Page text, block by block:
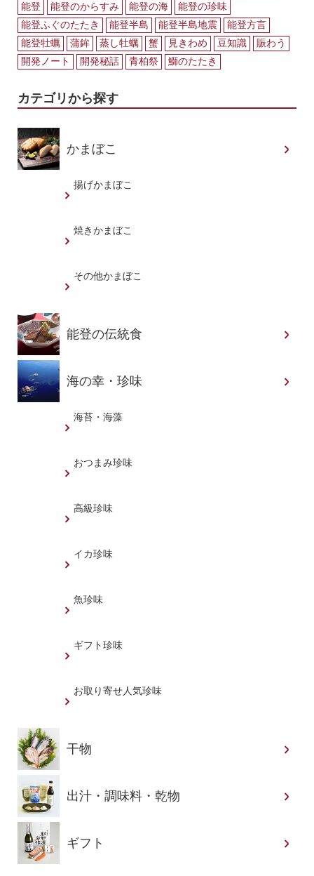
能登
能登のからすみ 能登の海
能登の珍味
能登ふぐのたたき
能登半島 能登半島地震
能登方言
能登牡蠣
蒲鉾 蒸し牡蠣 蟹 見きわめ 豆知識
賑わう
開発ノート
開発秘話 青柏祭 鰤のたたき
カテゴリから探す
かまぼこ
揚げかまぼこ
焼きかまぼこ
その他かまぼこ
能登の伝統食
海の幸・珍味
海苔・海藻
おつまみ珍味
高級珍味
イカ珍味
魚珍味
ギフト珍味
お取り寄せ人気珍味
干物
出汁・調味料・乾物
ギフト